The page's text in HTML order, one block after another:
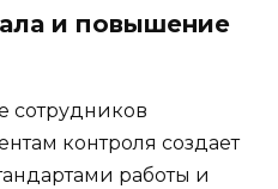
и повышение
сотрудников
контроля создает
работы и